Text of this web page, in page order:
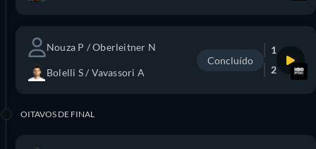
Nouza P / Oberleitner N
Bolelli S / Vavassori A
Concluído
1
2
OITAVOS DE FINAL